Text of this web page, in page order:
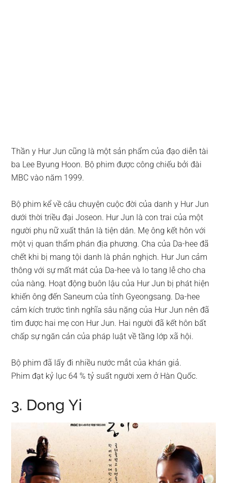
Thần y Hur Jun cũng là một sản phẩm của đạo diễn tài
ba Lee Byung Hoon. Bộ phim được công chiếu bởi đài
MBC vào năm 1999.
Bộ phim kể về câu chuyện cuộc đời của danh y Hur Jun
dưới thời triều đại Joseon. Hur Jun là con trai của một
người phụ nữ xuất thân là tiện dân. Mẹ ông kết hôn với
một vị quan thẩm phán địa phương. Cha của Da-hee đã
chết khi bị mang tội danh là phản nghịch. Hur Jun cảm
thông với sự mất mát của Da-hee và lo tang lễ cho cha
của nàng. Hoạt động buôn lậu của Hur Jun bị phát hiện
khiến ông đến Saneum của tỉnh Gyeongsang. Da-hee
cảm kích trước tình nghĩa sâu nặng của Hur Jun nên đã
tìm được hai mẹ con Hur Jun. Hai người đã kết hôn bất
chấp sự ngăn cản của pháp luật về tầng lớp xã hội.
Bộ phim đã lấy đi nhiều nước mắt của khán giả.
Phim đạt kỷ lục 64 % tỷ suất người xem ở Hàn Quốc.
3. Dong Yi